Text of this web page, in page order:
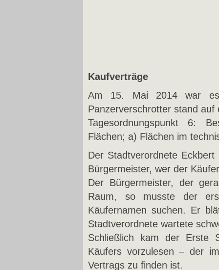
Kaufverträge
Am 15. Mai 2014 war
Panzerverschrotter stand auf
Tagesordnungspunkt 6:
Flächen; a) Flächen im
Der Stadtverordnete
Bürgermeister, wer der
Der Bürgermeister, der
Raum, so musste der
Käufernamen suchen. Er
Stadtverordnete wartete
Schließlich kam der Erste
Käufers vorzulesen – der
Vertrags zu finden ist.